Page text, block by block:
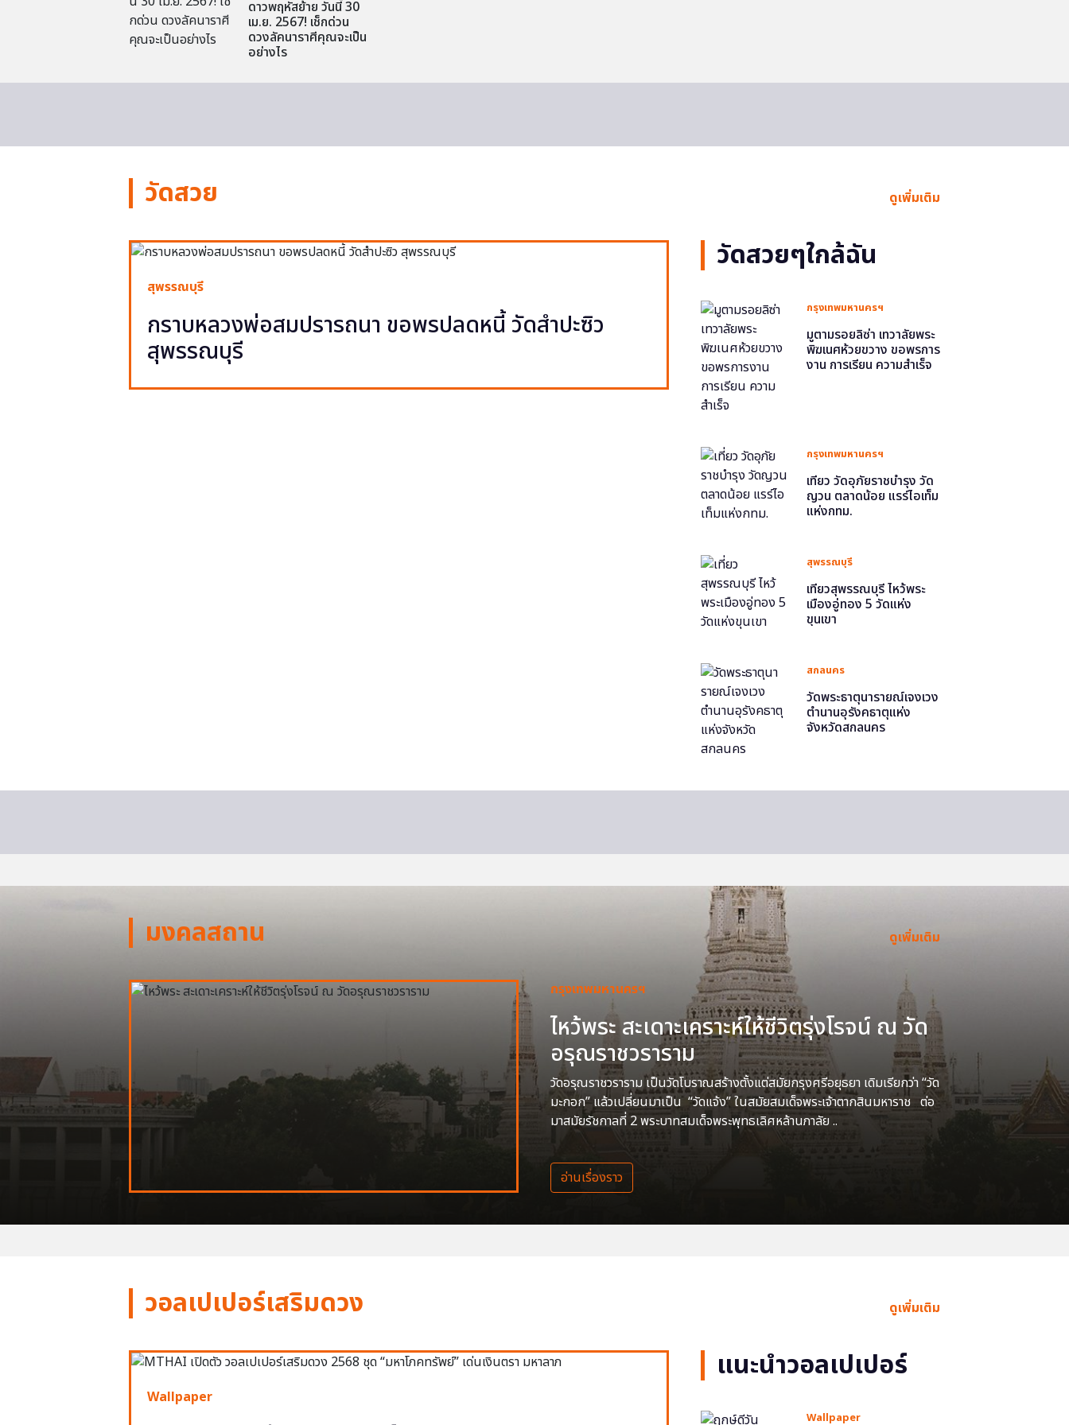
ดาวพฤหัสย้าย วันนี้ 30
เม.ย. 2567! เช็กด่วน
ดวงลัคนาราศีคุณจะเป็น
อย่างไร
วัดสวย ดูเพิ่มเติม
สุพรรณบุรี
กราบหลวงพ่อสมปรารถนา ขอพรปลดหนี้ วัดสำปะซิว
สุพรรณบุรี
วัดสวยๆใกล้ฉัน
กรุงเทพมหานครฯ
มูตามรอยลิซ่า เทวาลัยพระ
พิฆเนศห้วยขวาง ขอพรการ
งาน การเรียน ความสำเร็จ
กรุงเทพมหานครฯ
เที่ยว วัดอุภัยราชบำรุง วัด
ญวน ตลาดน้อย แรร์ไอเท็ม
แห่งกทม.
สุพรรณบุรี
เที่ยวสุพรรณบุรี ไหว้พระ
เมืองอู่ทอง 5 วัดแห่ง
ขุนเขา
สกลนคร
วัดพระธาตุนารายณ์เจงเวง
ตำนานอุรังคธาตุแห่ง
จังหวัดสกลนคร
มงคลสถาน ดูเพิ่มเติม
กรุงเทพมหานครฯ
ไหว้พระ สะเดาะเคราะห์ให้ชีวิตรุ่งโรจน์ ณ วัด
อรุณราชวราราม
วัดอรุณราชวราราม เป็นวัดโบราณสร้างตั้งแต่สมัยกรุงศรีอยุธยา เดิมเรียกว่า “วัด
มะกอก” แล้วเปลี่ยนมาเป็น “วัดแจ้ง” ในสมัยสมเด็จพระเจ้าตากสินมหาราช ต่อ
มาสมัยรัชกาลที่ 2 พระบาทสมเด็จพระพุทธเลิศหล้านภาลัย ..
อ่านเรื่องราว
วอลเปเปอร์เสริมดวง ดูเพิ่มเติม
Wallpaper
แนะนำวอลเปเปอร์
Wallpaper